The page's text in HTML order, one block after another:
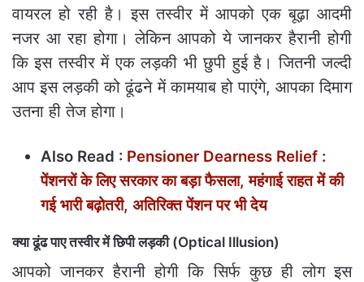
वायरल हो रही है। इस तस्‍वीर में आपको एक बूढ़ा आदमी
नजर आ रहा होगा। लेकिन आपको ये जानकर हैरानी होगी
कि इस तस्वीर में एक लड़की भी छुपी हुई है। जितनी जल्दी
आप इस लड़की को ढूंढने में कामयाब हो पाएंगे, आपका दिमाग
उतना ही तेज होगा।
Also Read : Pensioner Dearness Relief :
पेंशनरों के लिए सरकार का बड़ा फैसला, महंगाई राहत में की
गई भारी बढ़ोतरी, अतिरिक्त पेंशन पर भी देय
क्‍या ढूंढ पाए तस्वीर में छिपी लड़की (Optical Illusion)
आपको जानकर हैरानी होगी कि सिर्फ कुछ ही लोग इस